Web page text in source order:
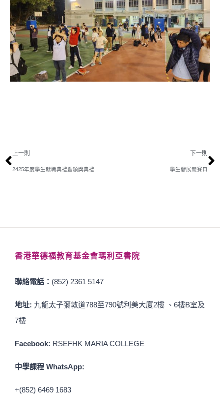
上一則
2425年度學生就職典禮暨頒獎典禮
下一則
學生發展競賽日
香港華德福教育基金會瑪利亞書院
聯絡電話： (852) 2361 5147
地址: 九龍太子彌敦道788至790號利美大廈2樓 、6樓B室及
7樓
Facebook: RSEFHK MARIA COLLEGE
中學課程 WhatsApp:
+(852) 6469 1683